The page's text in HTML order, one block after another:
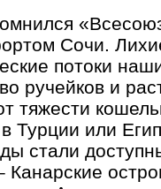
Сочи.
потоки
ручейков и
тяжести
Турции или
стали
Канарские